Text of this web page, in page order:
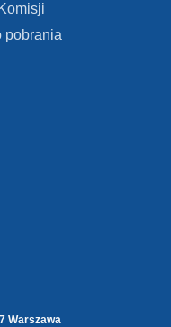
pobrania
Warszawa